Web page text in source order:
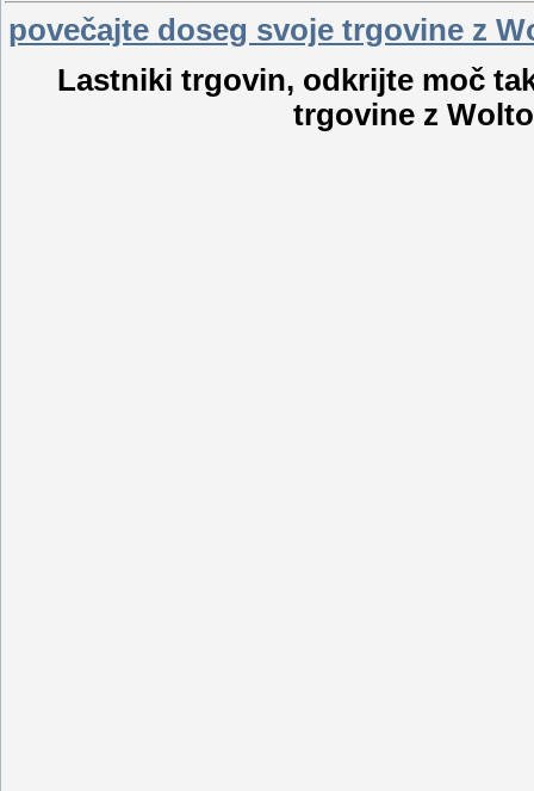
povečajte doseg svoje trgovine z
Lastniki trgovin, odkrijte moč
trgovine z